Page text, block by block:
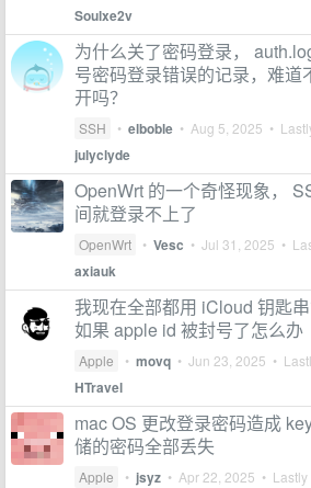
Soulxe2v
为什么关了密码登录，
号密码登录错误的记录，难道
开吗？
SSH • elboble • Aug 5, 2025 •
julyclyde
OpenWrt 的一个奇怪现象，
间就登录不上了
OpenWrt • Vesc • Jul 31, 2025 •
axiauk
我现在全部都用 iCloud 钥匙串
如果 apple id 被封号了怎么办
Apple • movq • Jun 23, 2025 •
HTravel
mac OS 更改登录密码造成
储的密码全部丢失
Apple • jsyz • Apr 22, 2025 •